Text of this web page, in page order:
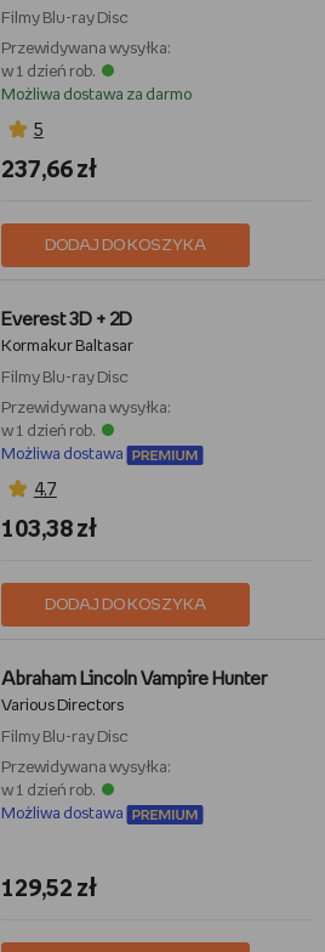
Filmy Blu-ray Disc
Przewidywana wysyłka:
w 1 dzień rob.
Możliwa dostawa za darmo
5
237,66 zł
DODAJ DO KOSZYKA
Everest 3D + 2D
Kormakur Baltasar
Filmy Blu-ray Disc
Przewidywana wysyłka:
w 1 dzień rob.
Możliwa dostawa
4,7
103,38 zł
DODAJ DO KOSZYKA
Abraham Lincoln Vampire Hunter
Various Directors
Filmy Blu-ray Disc
Przewidywana wysyłka:
w 1 dzień rob.
Możliwa dostawa
129,52 zł